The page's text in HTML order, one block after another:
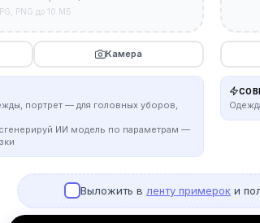
PNG до 10 МБ
Камера
портрет — для головных уборов,
ИИ модель по параметрам —
Выложить в ленту примерок и